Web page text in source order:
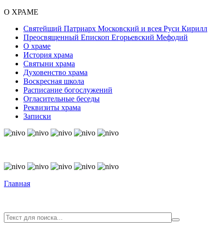
О ХРАМЕ
Святейший Патриарх Московский и всея Руси Кирилл
Преосвященный Епископ Егорьевский Мефодий
О храме
История храма
Святыни храма
Духовенство храма
Воскресная школа
Расписание богослужений
Огласительные беседы
Реквизиты храма
Записки
Главная